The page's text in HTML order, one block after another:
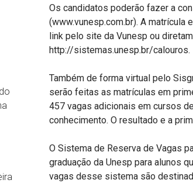
Os candidatos poderão fazer a
(www.vunesp.com.br). A matrícula
link pelo site da Vunesp ou
http://sistemas.unesp.br/calouros.
Também de forma virtual pelo
serão feitas as matrículas em
457 vagas adicionais em cursos
conhecimento. O resultado e a
O Sistema de Reserva de Vagas
graduação da Unesp para alunos
vagas desse sistema são